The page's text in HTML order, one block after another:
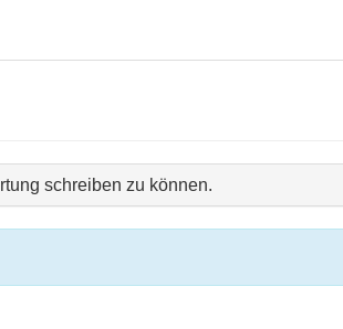
schreiben zu können.